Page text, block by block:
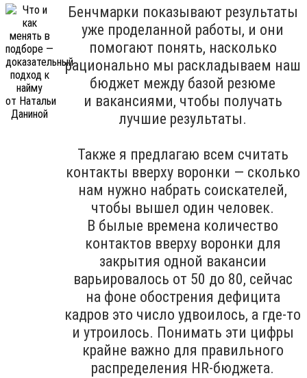
Бенчмарки показывают результаты
уже проделанной работы, и они
помогают понять, насколько
рационально мы раскладываем наш
бюджет между базой резюме
и вакансиями, чтобы получать
лучшие результаты.
Также я предлагаю всем считать
контакты вверху воронки — сколько
нам нужно набрать соискателей,
чтобы вышел один человек.
В былые времена количество
контактов вверху воронки для
закрытия одной вакансии
варьировалось от 50 до 80, сейчас
на фоне обострения дефицита
кадров это число удвоилось, а где-то
и утроилось. Понимать эти цифры
крайне важно для правильного
распределения HR-бюджета.